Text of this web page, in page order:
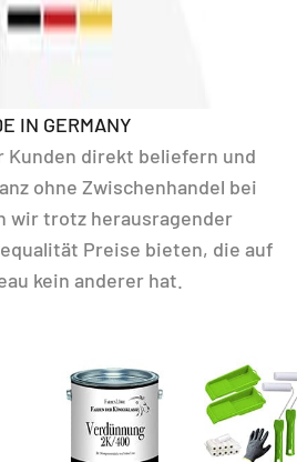
IN GERMANY
Kunden direkt beliefern und
ohne Zwischenhandel bei
wir trotz herausragender
Preise bieten, die auf
kein anderer hat.